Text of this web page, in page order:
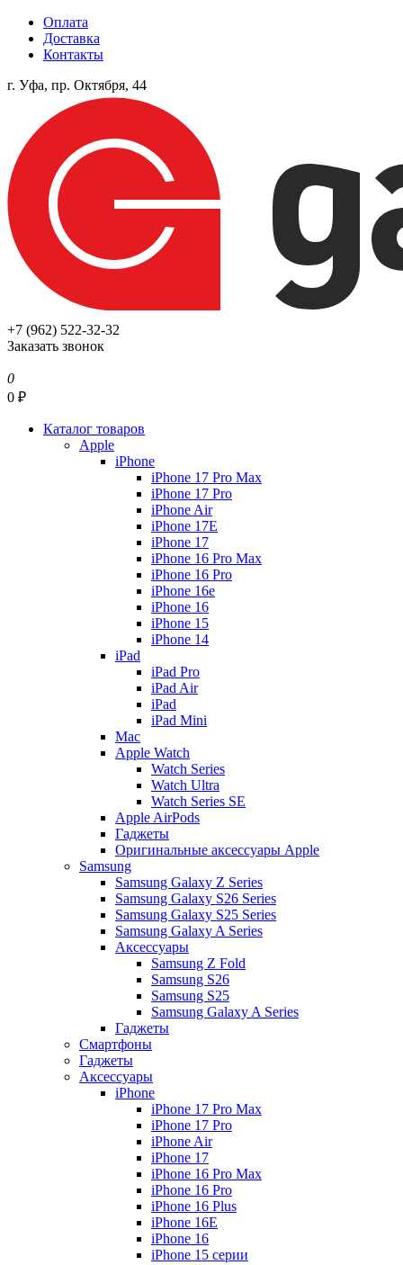
Оплата
Доставка
Контакты
г. Уфа, пр. Октября, 44
+7 (962) 522-32-32
Заказать звонок
0
0 ₽
Каталог товаров
Apple
iPhone
iPhone 17 Pro Max
iPhone 17 Pro
iPhone Air
iPhone 17E
iPhone 17
iPhone 16 Pro Max
iPhone 16 Pro
iPhone 16e
iPhone 16
iPhone 15
iPhone 14
iPad
iPad Pro
iPad Air
iPad
iPad Mini
Mac
Apple Watch
Watch Series
Watch Ultra
Watch Series SE
Apple AirPods
Гаджеты
Оригинальные аксессуары Apple
Samsung
Samsung Galaxy Z Series
Samsung Galaxy S26 Series
Samsung Galaxy S25 Series
Samsung Galaxy A Series
Аксессуары
Samsung Z Fold
Samsung S26
Samsung S25
Samsung Galaxy A Series
Гаджеты
Смартфоны
Гаджеты
Аксессуары
iPhone
iPhone 17 Pro Max
iPhone 17 Pro
iPhone Air
iPhone 17
iPhone 16 Pro Max
iPhone 16 Pro
iPhone 16 Plus
iPhone 16E
iPhone 16
iPhone 15 серии